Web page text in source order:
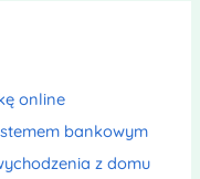
online
bankowym
z domu